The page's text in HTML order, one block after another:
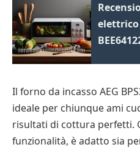
elettrico
Il forno da incasso AEG
ideale per chiunque ami
risultati di cottura perfetti.
funzionalità, è adatto sia